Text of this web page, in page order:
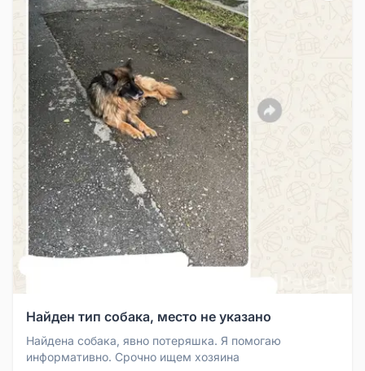
Найден тип собака, место не указано
Найдена собака, явно потеряшка. Я помогаю
информативно. Срочно ищем хозяина